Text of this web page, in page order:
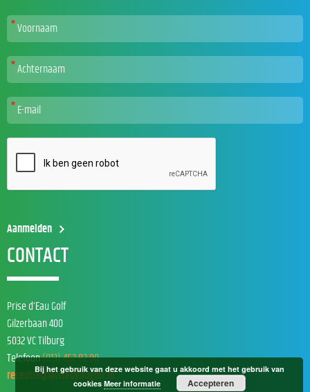
CONTACT
Prise d’Eau Golf
Gilzerbaan 400
5032 VC Tilburg
Telefoon(013) 462 82 00
receptie@prisedeaugolf.nl
Bij het gebruik van deze website gaat u akkoord met het gebruik van
cookies Meer informatie Accepteren